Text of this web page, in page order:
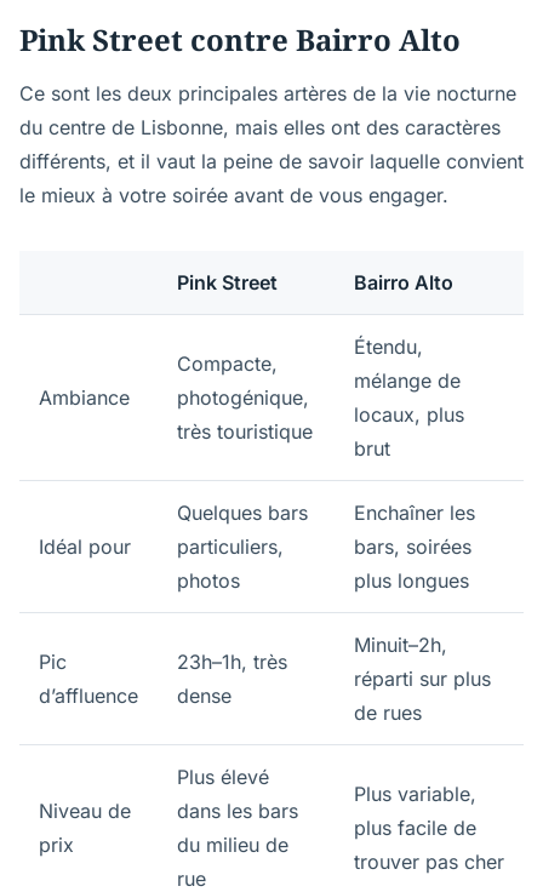
Pink Street contre Bairro Alto
Ce sont les deux principales artères de la vie nocturne
du centre de Lisbonne, mais elles ont des caractères
différents, et il vaut la peine de savoir laquelle convient
le mieux à votre soirée avant de vous engager.
Pink Street Bairro Alto
Ambiance
Compacte,
photogénique,
très touristique
Étendu,
mélange de
locaux, plus
brut
Idéal pour
Quelques bars
particuliers,
photos
Enchaîner les
bars, soirées
plus longues
Pic
d’affluence
23h–1h, très
dense
Minuit–2h,
réparti sur plus
de rues
Niveau de
prix
Plus élevé
dans les bars
du milieu de
rue
Plus variable,
plus facile de
trouver pas cher